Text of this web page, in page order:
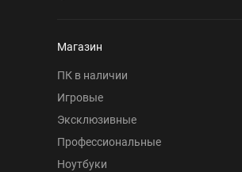
Магазин
ПК в наличии
Игровые
Эксклюзивные
Профессиональные
Ноутбуки